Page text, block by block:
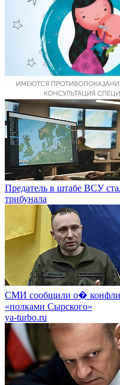
Предатель в штабе ВСУ
трибунала
СМИ сообщили о�
«полками Сырского»
ya-turbo.ru